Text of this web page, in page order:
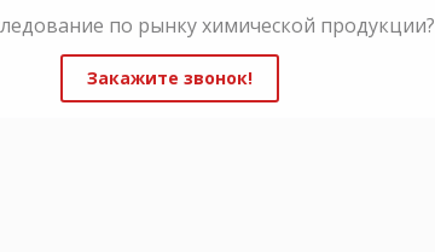
по рынку химической продукции?
Закажите звонок!